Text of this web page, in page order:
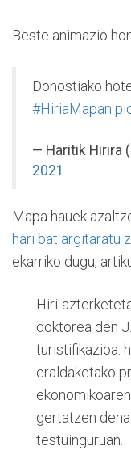
Beste animazio
Donostiako
#HiriaMapan
— Haritik Hirira
2021
Mapa hauek
hari bat argitaratu
ekarriko dugu,
Hiri-
doktorea den
turistifikazioa:
eraldaketako
gertatzen
testuinguruan.